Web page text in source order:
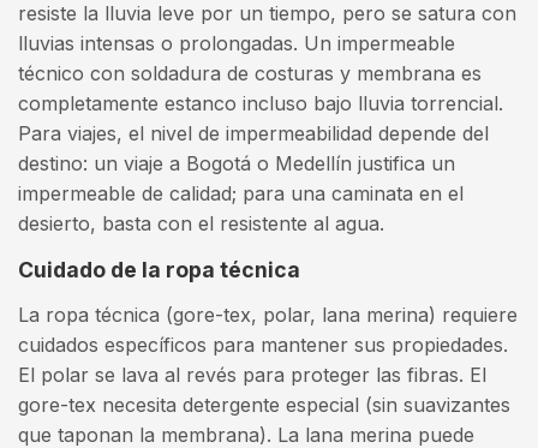
resiste la lluvia leve por un tiempo, pero se satura con
lluvias intensas o prolongadas. Un impermeable
técnico con soldadura de costuras y membrana es
completamente estanco incluso bajo lluvia torrencial.
Para viajes, el nivel de impermeabilidad depende del
destino: un viaje a Bogotá o Medellín justifica un
impermeable de calidad; para una caminata en el
desierto, basta con el resistente al agua.
Cuidado de la ropa técnica
La ropa técnica (gore-tex, polar, lana merina) requiere
cuidados específicos para mantener sus propiedades.
El polar se lava al revés para proteger las fibras. El
gore-tex necesita detergente especial (sin suavizantes
que taponan la membrana). La lana merina puede